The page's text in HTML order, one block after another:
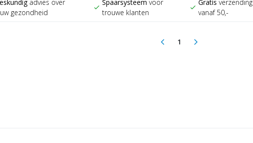
advies over
gezondheid
check
Spaarsysteem voor
trouwe klanten
check
Gratis verzending
vanaf 50,-
arrow_back_ios 1(current)
arrow_forward_ios